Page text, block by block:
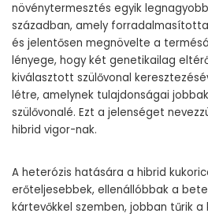
növénytermesztés egyik
században, amely
és jelentősen megnövelte a
lényege, hogy két genetikailag
kiválasztott szülővonal
létre, amelynek tulajdonságai
szülővonalé. Ezt a jelenséget
hibrid vigor-nak.
A heterózis hatására a hibrid
erőteljesebbek, ellenállóbbak a
kártevőkkel szemben, jobban tűrik